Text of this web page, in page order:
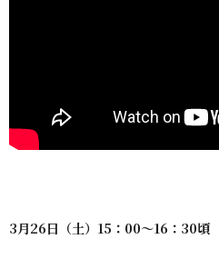
3月26日（土）15：00〜16：30頃